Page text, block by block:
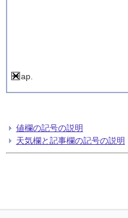
ap.
値欄の記号の説明
天気欄と記事欄の記号の説明